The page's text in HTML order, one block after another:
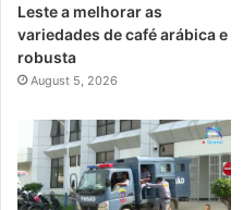
Leste a melhorar as
variedades de café arábica e
robusta
August 5, 2026